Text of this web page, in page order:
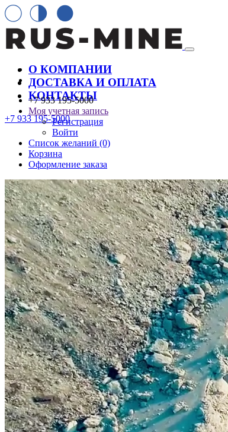
О КОМПАНИИ
ДОСТАВКА И ОПЛАТА
КОНТАКТЫ
+7 933 195-5000
+7 933 195-5000
Моя учетная запись
Регистрация
Войти
Список желаний (0)
Корзина
Оформление заказа